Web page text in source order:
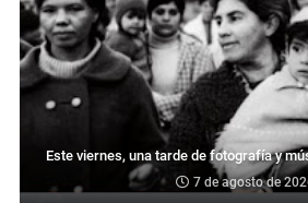
Este viernes, una tarde de fotografía y
7 de agosto de